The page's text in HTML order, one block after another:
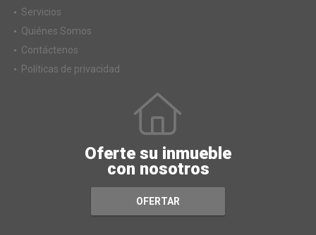
Servicios
Quiénes Somos
Contáctenos
Políticas de privacidad
Oferte su inmueble
con nosotros
OFERTAR